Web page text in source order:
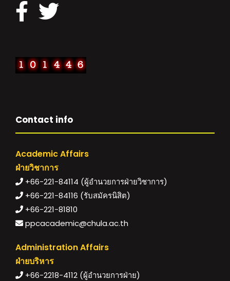
Contact info
Academic Affairs
ฝ่ายวิชาการ
+66-221-84114 (ผู้อำนวยการฝ่ายวิชาการ)
+66-221-84116 (รับสมัครนิสิต)
+66-221-81810
ppcacademic@chula.ac.th
Administration Affairs
ฝ่ายบริหาร
+66-2218-4112 (ผู้อำนวยการฝ่าย)